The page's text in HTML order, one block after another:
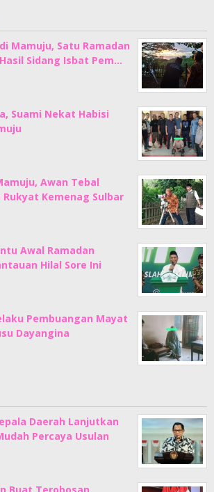
Mamuju, Satu Ramadan
Sidang Isbat Pem…
Suami Nekat Habisi
Awan Tebal
Kemenag Sulbar
Awal Ramadan
Hilal Sore Ini
Pembuangan Mayat
Dayangina
Daerah Lanjutkan
Percaya Usulan